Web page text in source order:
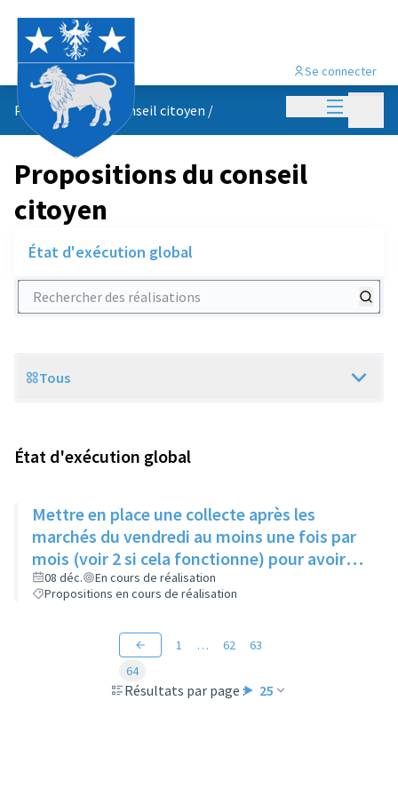
Menu
Se connecter
Propositions du conseil citoyen /
Propositions du conseil
citoyen
État d'exécution global
Rechercher des réalisations
Scope
Tous
État d'exécution global
Mettre en place une collecte après les
marchés du vendredi au moins une fois par
mois (voir 2 si cela fonctionne) pour avoir
des produits frais pour l'Epice'Rill
08 déc.
En cours de réalisation
Propositions en cours de réalisation
Résultats par page : 25
1 … 62
63
64